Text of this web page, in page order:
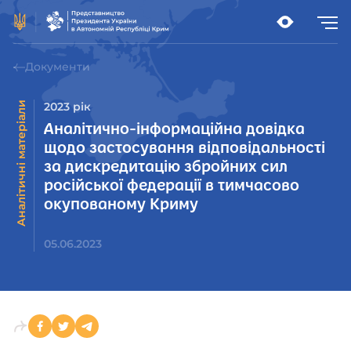
Документи
Аналітичні матеріали 2023 рік
Аналітично-інформаційна довідка
щодо застосування відповідальності
за дискредитацію збройних сил
російської федерації в тимчасово
окупованому Криму
05.06.2023